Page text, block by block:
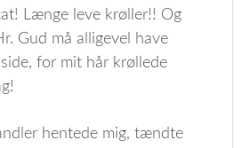
Længe leve krøller!! Og
Gud må alligevel have
for mit hår krøllede
hentede mig, tændte